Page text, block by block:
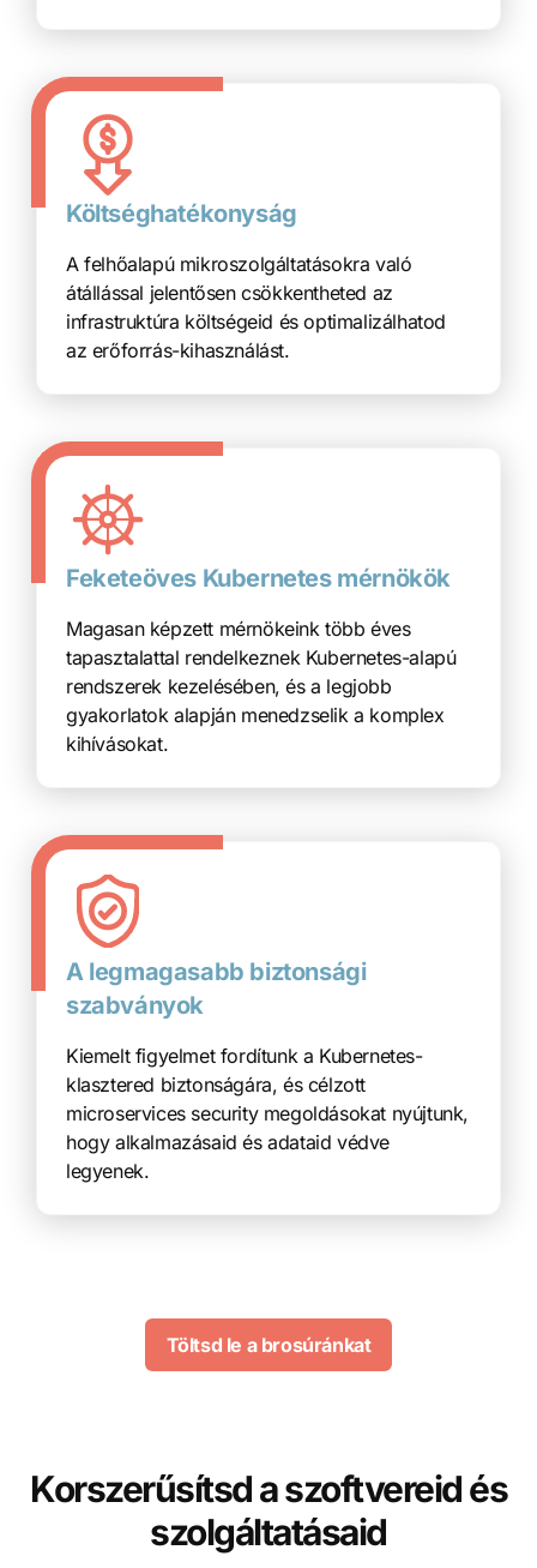
Költséghatékonyság
A felhőalapú mikroszolgáltatásokra való
átállással jelentősen csökkentheted az
infrastruktúra költségeid és optimalizálhatod
az erőforrás-kihasználást.
Feketeöves Kubernetes mérnökök
Magasan képzett mérnökeink több éves
tapasztalattal rendelkeznek Kubernetes-alapú
rendszerek kezelésében, és a legjobb
gyakorlatok alapján menedzselik a komplex
kihívásokat.
A legmagasabb biztonsági
szabványok
Kiemelt figyelmet fordítunk a Kubernetes-
klasztered biztonságára, és célzott
microservices security megoldásokat nyújtunk,
hogy alkalmazásaid és adataid védve
legyenek.
Töltsd le a brosúránkat
Korszerűsítsd a szoftvereid és
szolgáltatásaid